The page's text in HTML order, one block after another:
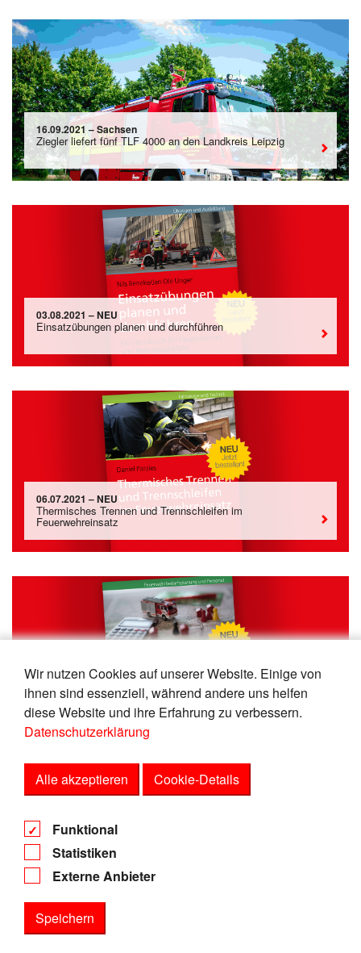
Wir nutzen Cookies auf unserer Website. Einige von
ihnen sind essenziell, während andere uns helfen
diese Website und ihre Erfahrung zu verbessern.
Datenschutzerklärung
Alle akzeptieren Cookie-Details
Funktional
Statistiken
Externe Anbieter
Speichern
16.09.2021 – Sachsen
Ziegler liefert fünf TLF 4000 an den Landkreis Leipzig
03.08.2021 – NEU
Einsatzübungen planen und durchführen
06.07.2021 – NEU
Thermisches Trennen und Trennschleifen im
Feuerwehreinsatz
11.03.2021 – NEU!!!
Feuerwehrbedarfsplanung
Impressum